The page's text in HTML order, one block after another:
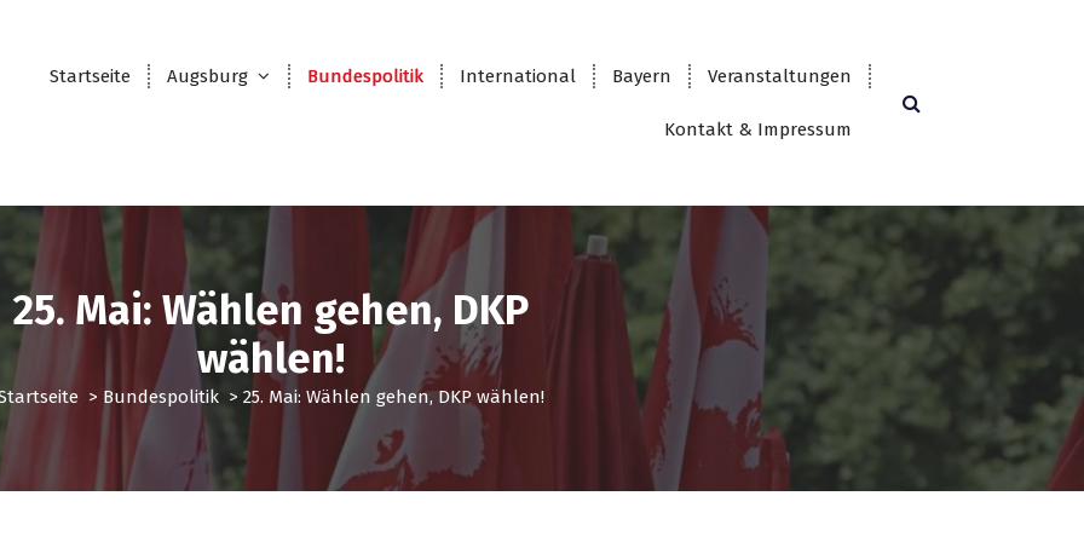
Startseite Augsburg Bundespolitik International Bayern Veranstaltungen
Kontakt & Impressum
25. Mai: Wählen gehen, DKP
wählen!
> Bundespolitik > 25. Mai: Wählen gehen, DKP wählen!